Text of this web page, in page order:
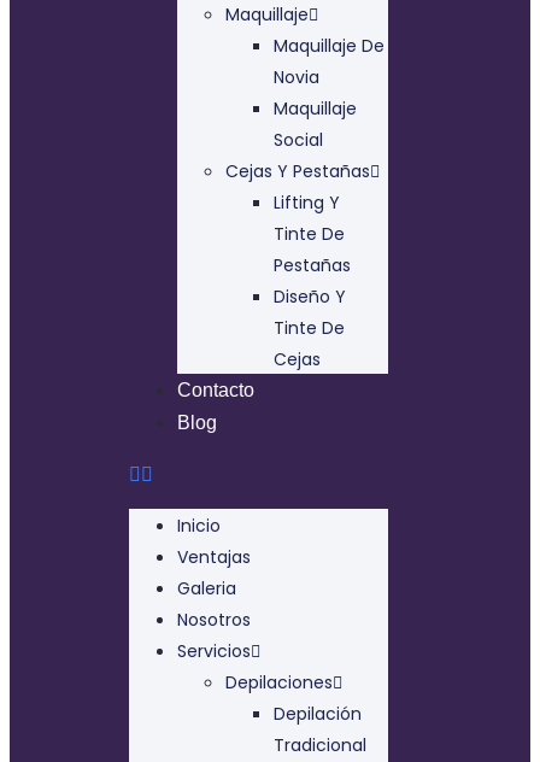
Maquillaje
Maquillaje De
Novia
Maquillaje
Social
Cejas Y Pestañas
Lifting Y
Tinte De
Pestañas
Diseño Y
Tinte De
Cejas
Contacto
Blog
Inicio
Ventajas
Galeria
Nosotros
Servicios
Depilaciones
Depilación
Tradicional